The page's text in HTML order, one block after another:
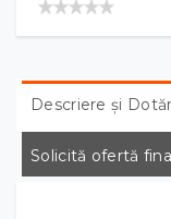
Descriere și
Solicită ofertă